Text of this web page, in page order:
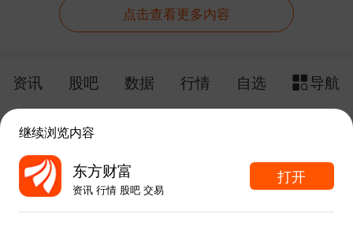
点击查看更多内容
资讯 股吧 数据 行情 自选
导航
给网站提点意见 下载APP
东方财富APP内打开
继续浏览内容
东方财富
资讯 行情 股吧 交易
打开